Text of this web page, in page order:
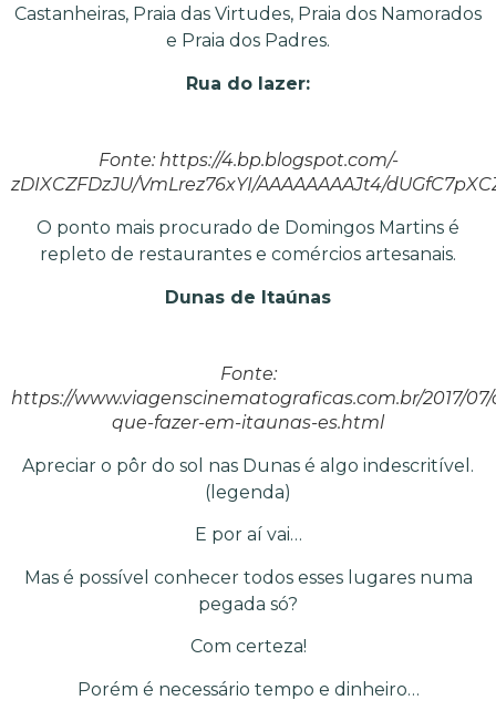
Castanheiras, Praia das Virtudes, Praia dos Namorados
e Praia dos Padres.
Rua do lazer:
Fonte: https://4.bp.blogspot.com/-
zDIXCZFDzJU/VmLrez76xYI/AAAAAAAAJt4/
O ponto mais procurado de Domingos Martins é
repleto de restaurantes e comércios artesanais.
Dunas de Itaúnas
Fonte:
https://www.viagenscinematograficas.com.br/2017/07/
que-fazer-em-itaunas-es.html
Apreciar o pôr do sol nas Dunas é algo indescritível.
(legenda)
E por aí vai…
Mas é possível conhecer todos esses lugares numa
pegada só?
Com certeza!
Porém é necessário tempo e dinheiro…